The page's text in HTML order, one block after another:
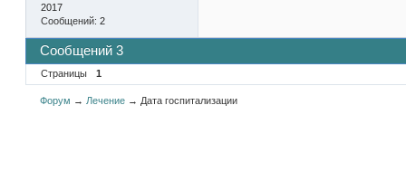
2017
Сообщений: 2
Сообщений 3
Страницы 1
Форум → Лечение → Дата госпитализации